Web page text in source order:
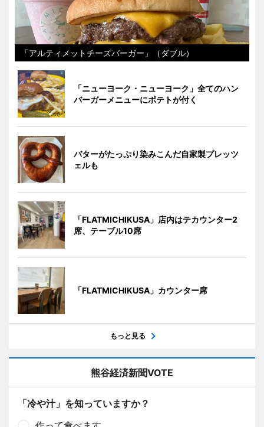
「アルティメットチーズバーガー」（ダブル）
「ニューヨーク・ニューヨーク」全てのハン
バーガーメニューにポテトが付く
バターがたっぷり染みこんだ自家製プレッツ
ェルも
「FLATMICHIKUSA」店内はテカウンター2
席、テーブル10席
「FLATMICHIKUSA」カウンター席
もっと見る
熊谷経済新聞VOTE
「冷や汁」を知っていますか？